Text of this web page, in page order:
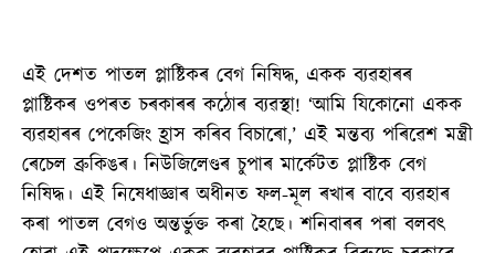
এই দেশত পাতল প্লাষ্টিকৰ বেগ নিষিদ্ধ, একক ব্যৱহাৰৰ
প্লাষ্টিকৰ ওপৰত চৰকাৰৰ কঠোৰ ব্যৱস্থা! ‘আমি যিকোনো একক
ব্যৱহাৰৰ পেকেজিং হ্ৰাস কৰিব বিচাৰো,’ এই মন্তব্য পৰিৱেশ মন্ত্ৰী
ৰেচেল ব্ৰুকিঙৰ। নিউজিলেণ্ডৰ চুপাৰ মাৰ্কেটত প্লাষ্টিক বেগ
নিষিদ্ধ। এই নিষেধাজ্ঞাৰ অধীনত ফল-মূল ৰখাৰ বাবে ব্যৱহাৰ
কৰা পাতল বেগও অন্তৰ্ভুক্ত কৰা হৈছে। শনিবাৰৰ পৰা বলবৎ